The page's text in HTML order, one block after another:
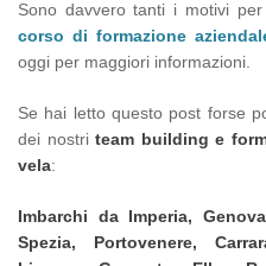
Sono davvero tanti i motivi
corso di formazione
oggi per maggiori informazioni.
Se hai letto questo post forse
dei nostriteam building e
vela:
Imbarchi da Imperia,
Spezia, Portovenere,